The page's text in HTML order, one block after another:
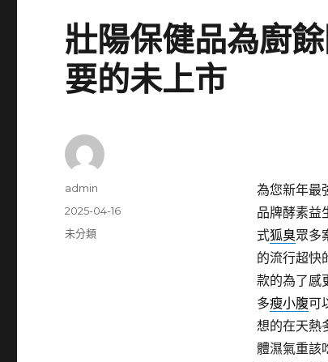
壯陽保健品為廚
要的未上市
為您新年最
品牌酵素益
式狐臭眾多
的流行超快
款的為了感
多瘦小腹可
想的在天熱
體濕氣重該
作
admin
發
佈
2025-04-16
分
未分類